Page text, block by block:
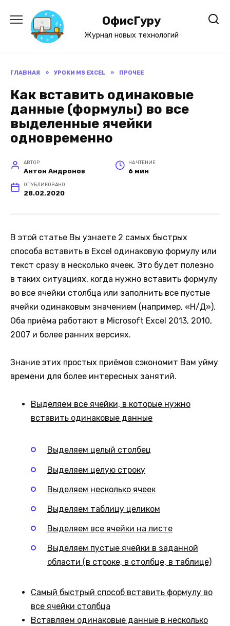
содержанию
ОфисГуру
Журнал новых технологий
ГЛАВНАЯ » УРОКИ MS EXCEL » ПРОЧЕЕ
Как вставить одинаковые
данные (формулы) во все
выделенные ячейки
одновременно
АВТОР
Антон Андронов
НА ЧТЕНИЕ
6 мин
ОПУБЛИКОВАНО
28.02.2020
В этой статье Вы узнаете 2 самых быстрых
способа вставить в Excel одинаковую формулу или
текст сразу в несколько ячеек. Это будет полезно
в таких ситуациях, когда нужно вставить формулу
во все ячейки столбца или заполнить все пустые
ячейки одинаковым значением (например, «Н/Д»).
Оба приёма работают в Microsoft Excel 2013, 2010,
2007 и более ранних версиях.
Знание этих простых приёмов сэкономит Вам уйму
времени для более интересных занятий.
Выделяем все ячейки, в которые нужно
вставить одинаковые данные
Выделяем целый столбец
Выделяем целую строку
Выделяем несколько ячеек
Выделяем таблицу целиком
Выделяем все ячейки на листе
Выделяем пустые ячейки в заданной
области (в строке, в столбце, в таблице)
Самый быстрый способ вставить формулу во
все ячейки столбца
Вставляем одинаковые данные в несколько